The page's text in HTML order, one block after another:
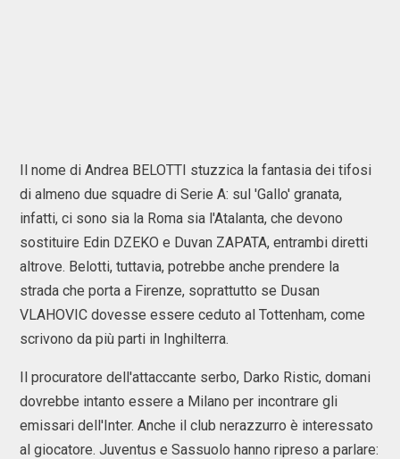
Il nome di Andrea BELOTTI stuzzica la fantasia dei tifosi
di almeno due squadre di Serie A: sul 'Gallo' granata,
infatti, ci sono sia la Roma sia l'Atalanta, che devono
sostituire Edin DZEKO e Duvan ZAPATA, entrambi diretti
altrove. Belotti, tuttavia, potrebbe anche prendere la
strada che porta a Firenze, soprattutto se Dusan
VLAHOVIC dovesse essere ceduto al Tottenham, come
scrivono da più parti in Inghilterra.
Il procuratore dell'attaccante serbo, Darko Ristic, domani
dovrebbe intanto essere a Milano per incontrare gli
emissari dell'Inter. Anche il club nerazzurro è interessato
al giocatore. Juventus e Sassuolo hanno ripreso a parlare: